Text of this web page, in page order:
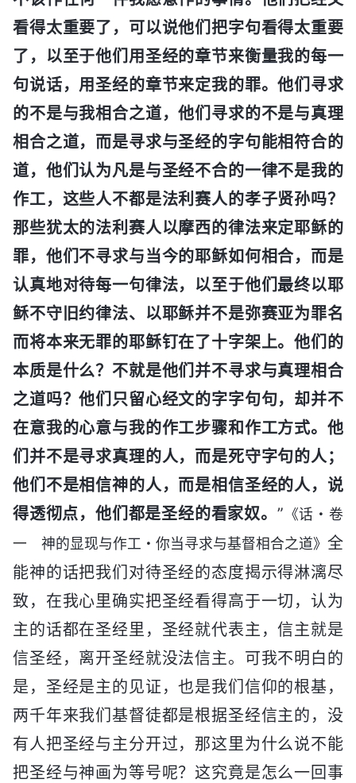
看得太重要了，可以说他们把字句看得太重要
了，以至于他们用圣经的章节来衡量我的每一
句说话，用圣经的章节来定我的罪。他们寻求
的不是与我相合之道，他们寻求的不是与真理
相合之道，而是寻求与圣经的字句能相符合的
道，他们认为凡是与圣经不合的一律不是我的
作工，这些人不都是法利赛人的孝子贤孙吗？
那些犹太的法利赛人以摩西的律法来定耶稣的
罪，他们不寻求与当今的耶稣如何相合，而是
认真地对待每一句律法，以至于他们最终以耶
稣不守旧约律法、以耶稣并不是弥赛亚为罪名
而将本来无罪的耶稣钉在了十字架上。他们的
本质是什么？不就是他们并不寻求与真理相合
之道吗？他们只留心经文的字字句句，却并不
在意我的心意与我的作工步骤和作工方式。他
们并不是寻求真理的人，而是死守字句的人；
他们不是相信神的人，而是相信圣经的人，说
得透彻点，他们都是圣经的看家奴。 ” 《话・卷
一 神的显现与作工・你当寻求与基督相合之道》 全
能神的话把我们对待圣经的态度揭示得淋漓尽
致，在我心里确实把圣经看得高于一切，认为
主的话都在圣经里，圣经就代表主，信主就是
信圣经，离开圣经就没法信主。可我不明白的
是，圣经是主的见证，也是我们信仰的根基，
两千年来我们基督徒都是根据圣经信主的，没
有人把圣经与主分开过，那这里为什么说不能
把圣经与神画为等号呢？这究竟是怎么一回事